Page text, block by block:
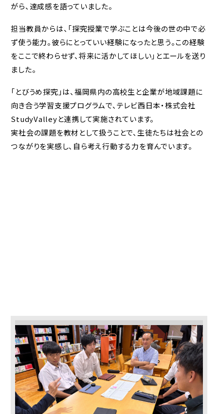
がら、達成感を語っていました。
担当教員からは、「探究授業で学ぶことは今後の世の中で必
ず使う能力。彼らにとっていい経験になったと思う。この経験
をここで終わらせず、将来に活かしてほしい」とエールを送り
ました。
「とびうめ探究」は、福岡県内の高校生と企業が地域課題に
向き合う学習支援プログラムで、テレビ西日本・株式会社
StudyValleyと連携して実施されています。
実社会の課題を教材として扱うことで、生徒たちは社会との
つながりを実感し、自ら考え行動する力を育んでいます。